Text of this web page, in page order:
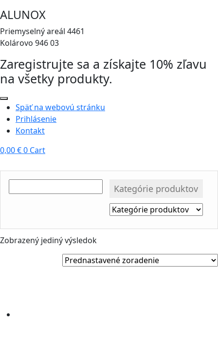
ALUNOX
Priemyselný areál 4461
Kolárovo 946 03
Zaregistrujte sa a získajte 10% zľavu
na všetky produkty.
Späť na webovú stránku
Prihlásenie
Kontakt
0,00€0 Cart
Kategórie produktov
Zobrazený jediný výsledok